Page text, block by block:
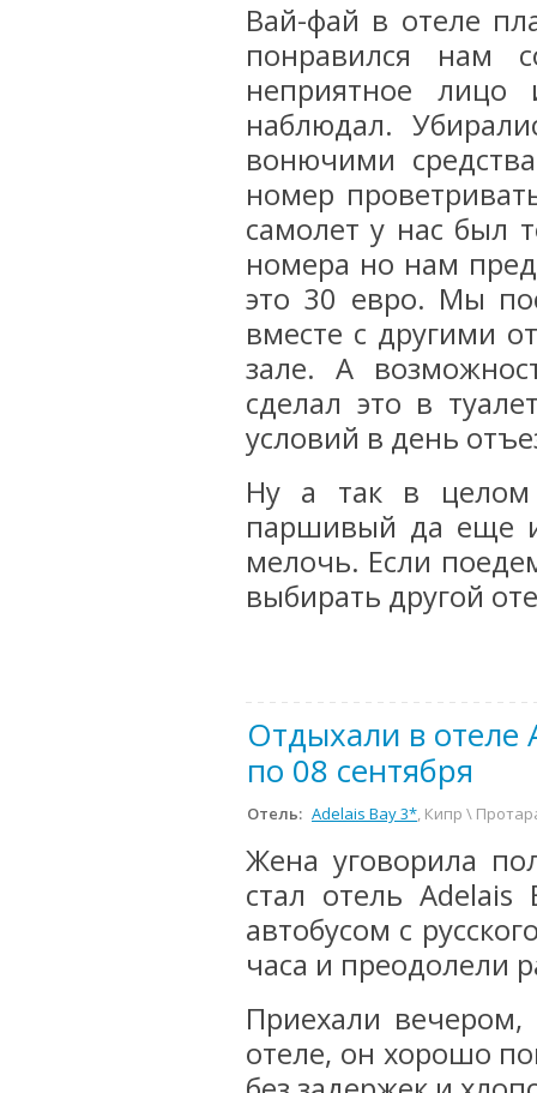
Вай-фай в отеле
понравился нам
неприятное
наблюдал.
вонючими
номер
самолет у нас был
номера но нам
это 30 евро. Мы
вместе с другими
зале. А
сделал это в
условий в день
Ну а так в целом
паршивый да еще
мелочь. Если
выбирать другой
Отдыхали в отеле
по 08 сентября
Отель: Adelais Bay 3*, Кипр \
Жена уговорила
стал отель
автобусом с
часа и преодолели
Приехали
отеле, он хорошо